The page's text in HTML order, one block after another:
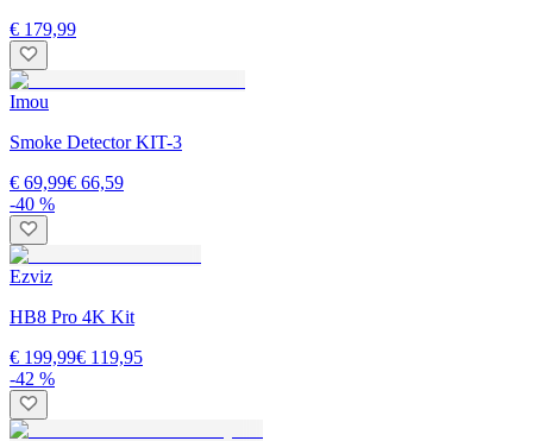
€ 179,99
Imou
Smoke Detector KIT-3
€ 69,99€ 66,59
-40 %
Ezviz
HB8 Pro 4K Kit
€ 199,99€ 119,95
-42 %